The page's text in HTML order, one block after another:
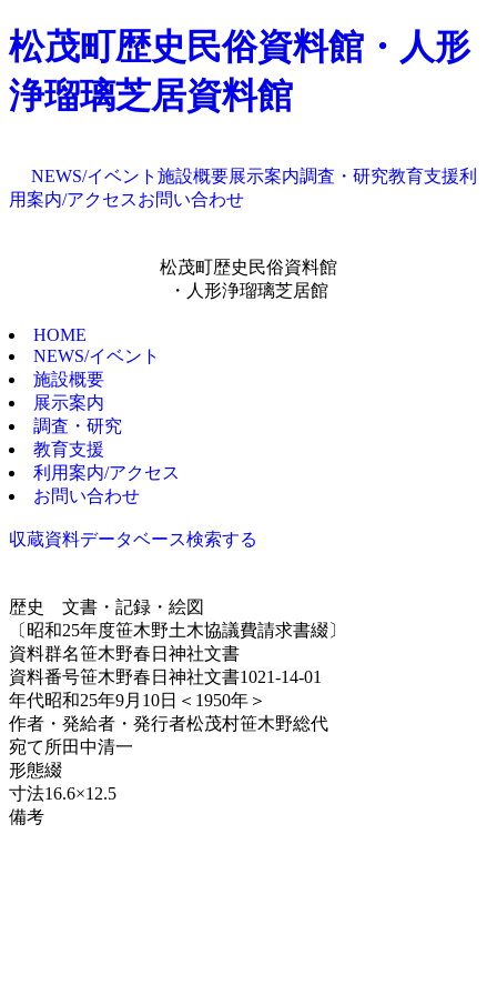
松茂町歴史民俗資料館・人形
浄瑠璃芝居資料館
NEWS/イベント 施設概要展示案内調査・研究教育支援利
用案内/アクセスお問い合わせ
松茂町歴史民俗資料館
・人形浄瑠璃芝居館
HOME
NEWS/イベント
施設概要
展示案内
調査・研究
教育支援
利用案内/アクセス
お問い合わせ
収蔵資料データベース検索する
歴史
文書・記録・絵図
〔昭和25年度笹木野土木協議費請求書綴〕
資料群名笹木野春日神社文書
資料番号笹木野春日神社文書1021-14-01
年代昭和25年9月10日＜1950年＞
作者・発給者・発行者松茂村笹木野総代
宛て所田中清一
形態綴
寸法16.6×12.5
備考